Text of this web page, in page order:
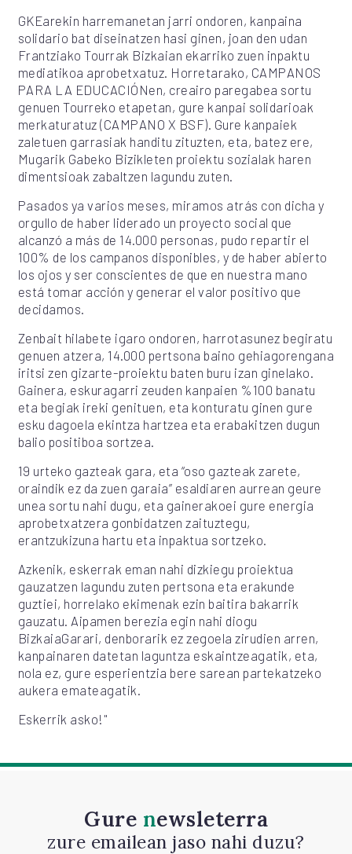
GKEarekin harremanetan jarri ondoren, kanpaina
solidario bat diseinatzen hasi ginen, joan den udan
Frantziako Tourrak Bizkaian ekarriko zuen inpaktu
mediatikoa aprobetxatuz. Horretarako, CAMPANOS
PARA LA EDUCACIÓNen, creairo paregabea sortu
genuen Tourreko etapetan, gure kanpai solidarioak
merkaturatuz (CAMPANO X BSF). Gure kanpaiek
zaletuen garrasiak handitu zituzten, eta, batez ere,
Mugarik Gabeko Bizikleten proiektu sozialak haren
dimentsioak zabaltzen lagundu zuten.
Pasados ya varios meses, miramos atrás con dicha y
orgullo de haber liderado un proyecto social que
alcanzó a más de 14.000 personas, pudo repartir el
100% de los campanos disponibles, y de haber abierto
los ojos y ser conscientes de que en nuestra mano
está tomar acción y generar el valor positivo que
decidamos.
Zenbait hilabete igaro ondoren, harrotasunez begiratu
genuen atzera, 14.000 pertsona baino gehiagorengana
iritsi zen gizarte-proiektu baten buru izan ginelako.
Gainera, eskuragarri zeuden kanpaien %100 banatu
eta begiak ireki genituen, eta konturatu ginen gure
esku dagoela ekintza hartzea eta erabakitzen dugun
balio positiboa sortzea.
19 urteko gazteak gara, eta “oso gazteak zarete,
oraindik ez da zuen garaia” esaldiaren aurrean geure
unea sortu nahi dugu, eta gainerakoei gure energia
aprobetxatzera gonbidatzen zaituztegu,
erantzukizuna hartu eta inpaktua sortzeko.
Azkenik, eskerrak eman nahi dizkiegu proiektua
gauzatzen lagundu zuten pertsona eta erakunde
guztiei, horrelako ekimenak ezin baitira bakarrik
gauzatu. Aipamen berezia egin nahi diogu
BizkaiaGarari, denborarik ez zegoela zirudien arren,
kanpainaren datetan laguntza eskaintzeagatik, eta,
nola ez, gure esperientzia bere sarean partekatzeko
aukera emateagatik.
Eskerrik asko!"
Gure newsleterra
zure emailean jaso nahi duzu?